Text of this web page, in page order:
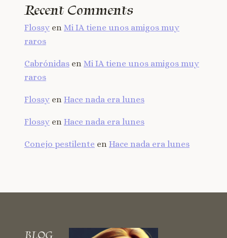
Recent Comments
Flossy en Mi IA tiene unos amigos muy
raros
Cabrónidas en Mi IA tiene unos amigos muy
raros
Flossy en Hace nada era lunes
Flossy en Hace nada era lunes
Conejo pestilente en Hace nada era lunes
BLOG